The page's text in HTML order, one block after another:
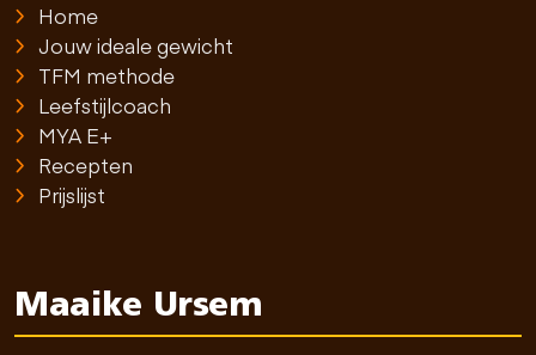
Home
Jouw ideale gewicht
TFM methode
Leefstijlcoach
MYA E+
Recepten
Prijslijst
Maaike Ursem